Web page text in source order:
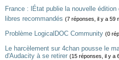
France : lÉtat publie la nouvelle
libres recommandés (7 réponses, il y a 59
Problème LogicalDOC Community (0
Le harcèlement sur 4chan pousse le
d'Audacity à se retirer (15 réponses, il y a